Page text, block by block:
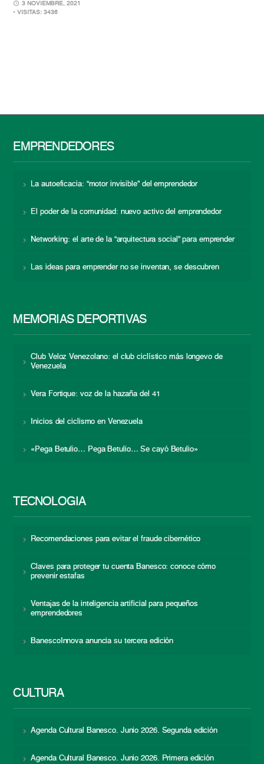
3 NOVIEMBRE, 2021
• VISITAS: 3436
EMPRENDEDORES
La autoeficacia: “motor invisible” del emprendedor
El poder de la comunidad: nuevo activo del emprendedor
Networking: el arte de la “arquitectura social” para emprender
Las ideas para emprender no se inventan, se descubren
MEMORIAS DEPORTIVAS
Club Veloz Venezolano: el club ciclístico más longevo de
Venezuela
Vera Fortique: voz de la hazaña del 41
Inicios del ciclismo en Venezuela
«Pega Betulio… Pega Betulio… Se cayó Betulio»
TECNOLOGÍA
Recomendaciones para evitar el fraude cibernético
Claves para proteger tu cuenta Banesco: conoce cómo
prevenir estafas
Ventajas de la inteligencia artificial para pequeños
emprendedores
BanescoInnova anuncia su tercera edición
CULTURA
Agenda Cultural Banesco. Junio 2026. Segunda edición
Agenda Cultural Banesco. Junio 2026. Primera edición